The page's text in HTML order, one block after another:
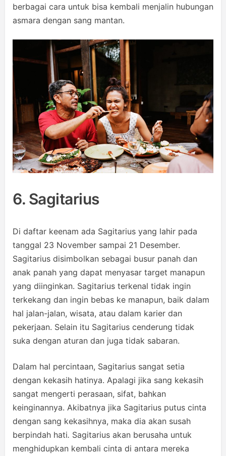
berbagai cara untuk bisa kembali menjalin hubungan
asmara dengan sang mantan.
6. Sagitarius
Di daftar keenam ada Sagitarius yang lahir pada
tanggal 23 November sampai 21 Desember.
Sagitarius disimbolkan sebagai busur panah dan
anak panah yang dapat menyasar target manapun
yang diinginkan. Sagitarius terkenal tidak ingin
terkekang dan ingin bebas ke manapun, baik dalam
hal jalan-jalan, wisata, atau dalam karier dan
pekerjaan. Selain itu Sagitarius cenderung tidak
suka dengan aturan dan juga tidak sabaran.
Dalam hal percintaan, Sagitarius sangat setia
dengan kekasih hatinya. Apalagi jika sang kekasih
sangat mengerti perasaan, sifat, bahkan
keinginannya. Akibatnya jika Sagitarius putus cinta
dengan sang kekasihnya, maka dia akan susah
berpindah hati. Sagitarius akan berusaha untuk
menghidupkan kembali cinta di antara mereka